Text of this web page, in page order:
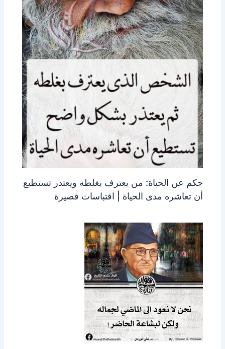
حكم عن الحياة: من يعترف بغلطه ويعتذر تستطيع
أن تعاشره مدى الحياة | اقتباسات قصيرة